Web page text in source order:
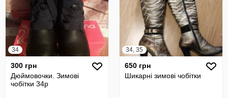
34
300 грн
Дюймовочки. Зимові
чобітки 34р
34, 35
650 грн
Шикарні зимові чобітки